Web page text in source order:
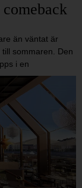
än väntat är
sommaren. Den
i en